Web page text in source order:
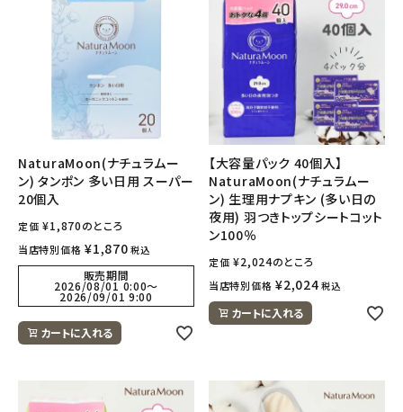
NaturaMoon(ナチュラムー
ン) タンポン 多い日用 スーパー
20個入
定価 ¥1,870のところ
当店特別価格 ¥1,870 税込
販売期間
2026/08/01 0:00〜
2026/09/01 9:00
カートに入れる
【大容量パック 40個入】
NaturaMoon(ナチュラムー
ン) 生理用ナプキン (多い日の
夜用) 羽つきトップシートコット
ン100％
定価 ¥2,024のところ
当店特別価格 ¥2,024 税込
カートに入れる